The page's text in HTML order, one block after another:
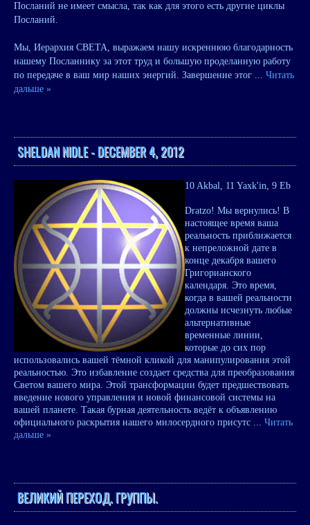
Посланий не имеет смысла, так как для этого есть другие циклы
Посланий.
Мы, Иерархия СВЕТА, выражаем нашу искреннюю благодарность
нашему Посланнику за этот труд и большую проделанную работу
по передаче в ваш мир наших энергий. Завершение этог ... Читать
дальше »
SHELDAN NIDLE - DECEMBER 4, 2012
10 Akbal, 11 Yaxk'in, 9 Eb
Dratzo! Мы вернулись! В
настоящее время ваша
реальность приближается
к непреложной дате в
конце декабря вашего
Григорианского
календаря. Это время,
когда в вашей реальности
должны исчезнуть любые
альтернативные
временные линии,
которые до сих пор
использовались вашей тёмной кликой для манипулирования этой
реальностью. Это избавление создает средства для преобразования
Светом вашего мира. Этой трансформации будет предшествовать
введение нового управления и новой финансовой системы на
вашей планете. Такая бурная деятельность ведёт к объявлению
официального раскрытия нашего милосердного присутс ... Читать
дальше »
ВЕЛИКИЙ ПЕРЕХОД. ГРУППЫ.